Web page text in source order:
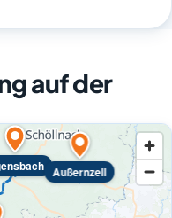
auf der
Außernzell